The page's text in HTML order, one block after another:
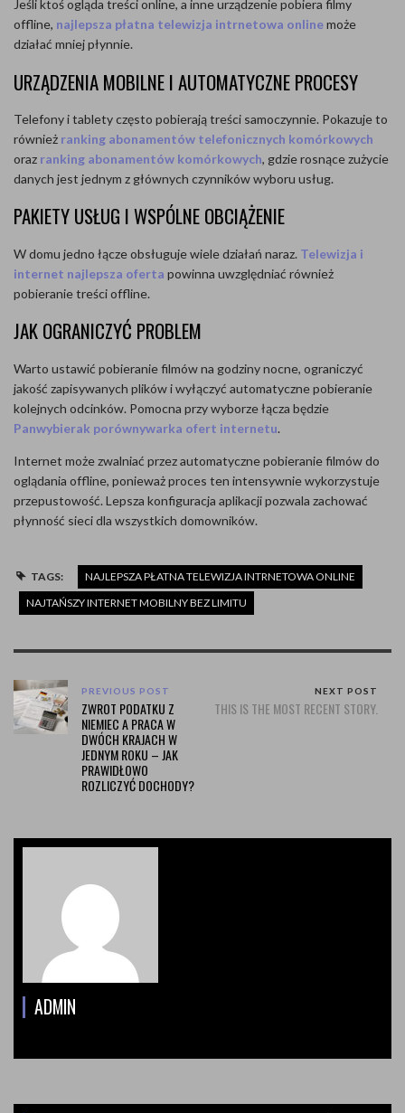
Jeśli ktoś ogląda treści online, a inne urządzenie pobiera filmy
offline, najlepsza płatna telewizja intrnetowa onlinemoże
działać mniej płynnie.
URZĄDZENIA MOBILNE I AUTOMATYCZNE PROCESY
Telefony i tablety często pobierają treści samoczynnie. Pokazuje to
również ranking abonamentów telefonicznych komórkowych
oraz ranking abonamentów komórkowych, gdzie rosnące zużycie
danych jest jednym z głównych czynników wyboru usług.
PAKIETY USŁUG I WSPÓLNE OBCIĄŻENIE
W domu jedno łącze obsługuje wiele działań naraz. Telewizja i
internet najlepsza oferta powinna uwzględniać również
pobieranie treści offline.
JAK OGRANICZYĆ PROBLEM
Warto ustawić pobieranie filmów na godziny nocne, ograniczyć
jakość zapisywanych plików i wyłączyć automatyczne pobieranie
kolejnych odcinków. Pomocna przy wyborze łącza będzie
Panwybierak porównywarka ofert internetu.
Internet może zwalniać przez automatyczne pobieranie filmów do
oglądania offline, ponieważ proces ten intensywnie wykorzystuje
przepustowość. Lepsza konfiguracja aplikacji pozwala zachować
płynność sieci dla wszystkich domowników.
TAGS:
NAJLEPSZA PŁATNA TELEWIZJA INTRNETOWA ONLINE
NAJTAŃSZY INTERNET MOBILNY BEZ LIMITU
PREVIOUS POST
ZWROT PODATKU Z
NIEMIEC A PRACA W
DWÓCH KRAJACH W
JEDNYM ROKU – JAK
PRAWIDŁOWO
ROZLICZYĆ DOCHODY?
NEXT POST
THIS IS THE MOST RECENT STORY.
ADMIN